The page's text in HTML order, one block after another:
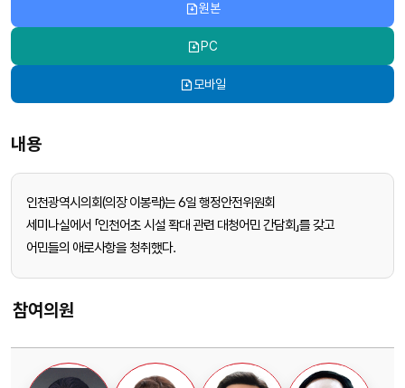
원본
PC
모바일
내용
인천광역시의회(의장 이봉락)는 6일 행정안전위원회
세미나실에서 「인천어초 시설 확대 관련 대청어민 간담회」를 갖고
어민들의 애로사항을 청취했다.
참여의원